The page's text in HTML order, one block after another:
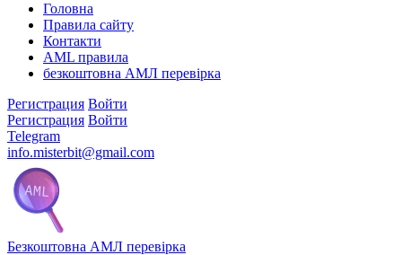
Головна
Правила сайту
Контакти
AML правила
безкоштовна АМЛ перевірка
Регистрация Войти
Регистрация Войти
Telegram
info.misterbit@gmail.com
Безкоштовна АМЛ перевірка